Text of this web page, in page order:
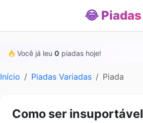
😂 Piadas
Você já leu 0 piadas hoje!
Início Piadas Variadas Piada
Como ser insuportável